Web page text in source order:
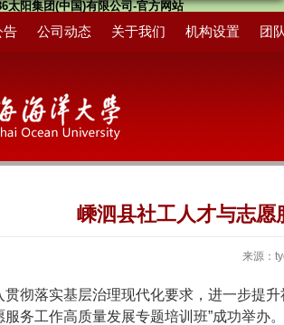
太阳集团(中国)有限公司-官方网站
告 公司动态 关于我们 机构设置 团
嵊泗县社工人才与志
来源：
贯彻落实基层治理现代化要求，进一步提
服务工作高质量发展专题培训班”成功举办。